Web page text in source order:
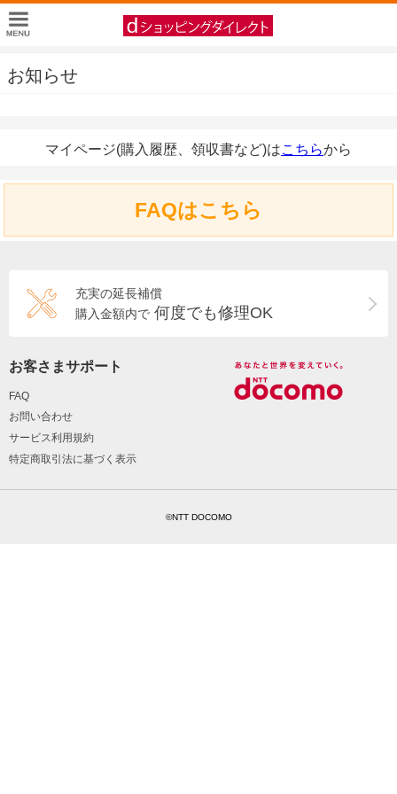
お知らせ
マイページ(購入履歴、領収書など)はこちらから
FAQはこちら
充実の延長補償
購入金額内で 何度でも修理OK
お客さまサポート
FAQ
お問い合わせ
サービス利用規約
特定商取引法に基づく表示
©NTT DOCOMO